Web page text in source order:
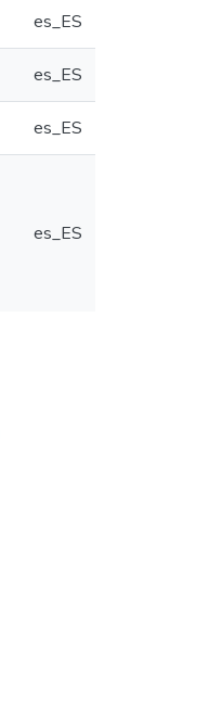
es_ES
es_ES
es_ES
es_ES